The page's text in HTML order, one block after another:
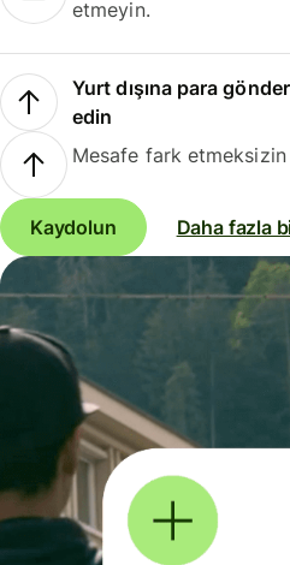
etmeyin.
Yurt dışına para
edin
Mesafe fark etmeksizin
Kaydolun Daha fazla